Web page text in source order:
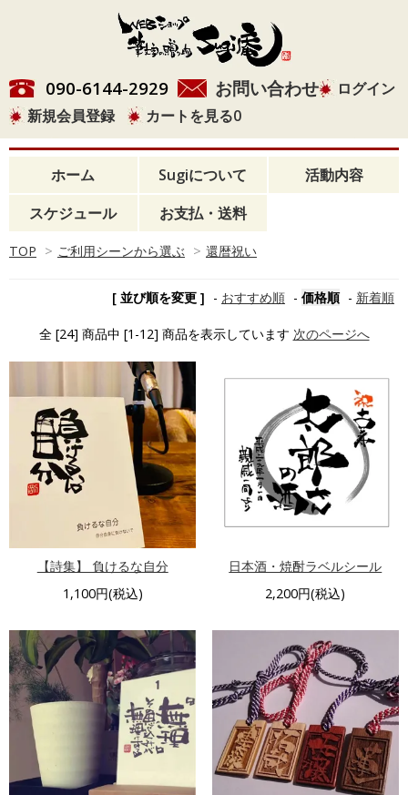
090-6144-2929 お問い合わせ
ログイン
新規会員登録
カートを見る0
ホーム Sugiについて
活動内容
スケジュール
お支払・送料
TOP > ご利用シーンから選ぶ > 還暦祝い
[ 並び順を変更 ] - おすすめ順 - 価格順 - 新着順
全 [24] 商品中 [1-12] 商品を表示しています 次のページへ
【詩集】 負けるな自分
1,100円(税込)
日本酒・焼酎ラベルシール
2,200円(税込)